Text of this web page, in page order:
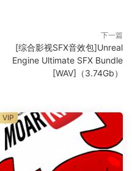
下一篇
[综合影视SFX音效包]Unreal
Engine Ultimate SFX Bundle
[WAV]（3.74Gb）
VIP